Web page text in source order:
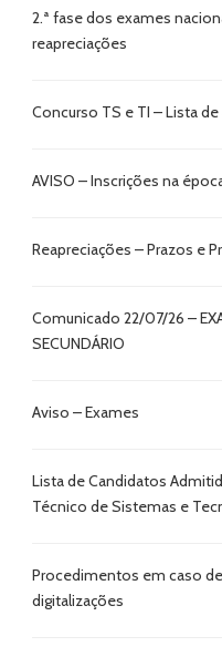
2.ª fase dos exames
reapreciações
Concurso TS e TI – Lista
AVISO – Inscrições na
Reapreciações – Prazos e
Comunicado 22/07/26 –
SECUNDÁRIO
Aviso – Exames
Lista de Candidatos
Técnico de Sistemas e
Procedimentos em caso
digitalizações